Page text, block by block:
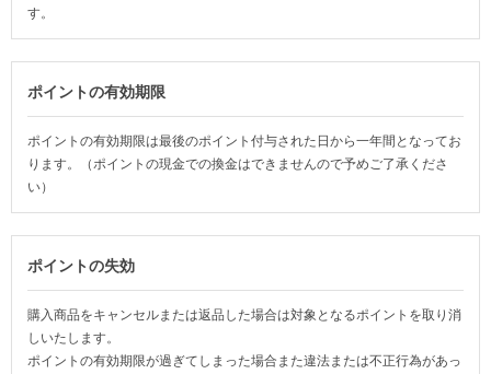
す。
ポイントの有効期限
ポイントの有効期限は最後のポイント付与された日から一年間となってお
ります。（ポイントの現金での換金はできませんので予めご了承くださ
い）
ポイントの失効
購入商品をキャンセルまたは返品した場合は対象となるポイントを取り消
しいたします。
ポイントの有効期限が過ぎてしまった場合また違法または不正行為があっ